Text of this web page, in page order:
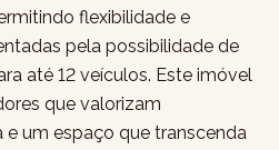
flexibilidade e
pela possibilidade de
até 12 veículos. Este imóvel
que valorizam
e um espaço que transcenda